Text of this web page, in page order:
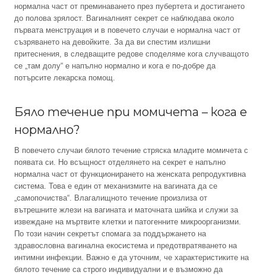
нормална част от преминаването през пубертета и достигането
до полова зрялост. Вагиналният секрет се наблюдава около
първата менструация и в повечето случаи е нормална част от
съзряването на девойките. За да ви спестим излишни
притеснения, в следващите редове споделяме кога случващото
се „там долу“ е напълно нормално и кога е по-добре да
потърсите лекарска помощ.
Бяло течение при момичета – кога е
нормално?
В повечето случаи бялото течение стряска младите момичета с
появата си. Но всъщност отделянето на секрет е напълно
нормална част от функционирането на женската репродуктивна
система. Това е един от механизмите на вагината да се
„самопочиства“. Влагалищното течение произлиза от
вътрешните жлези на вагината и маточната шийка и служи за
извеждане на мъртвите клетки и патогенните микроорганизми.
По този начин секретът спомага за поддържането на
здравословна вагинална екосистема и предотвратяването на
интимни инфекции. Важно е да уточним, че характеристиките на
бялото течение са строго индивидуални и е възможно да